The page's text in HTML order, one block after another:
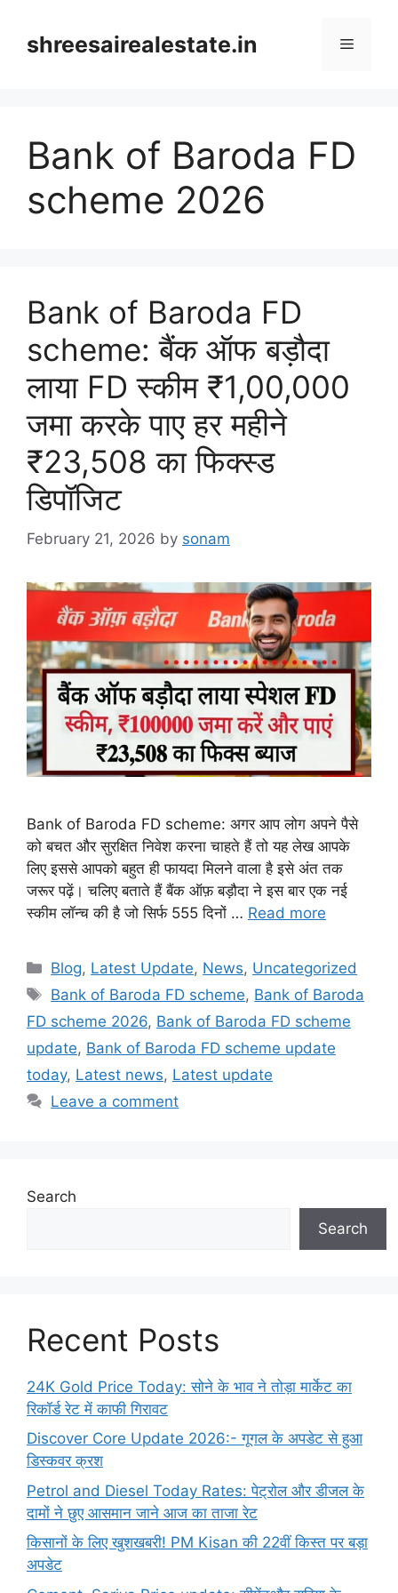
contentshreesairealestate.in Menu
Bank of Baroda FD
scheme 2026
Bank of Baroda FD
scheme: बैंक ऑफ बड़ौदा
लाया FD स्कीम ₹1,00,000
जमा करके पाए हर महीने
₹23,508 का फिक्स्ड
डिपॉजिट
February 21, 2026 by sonam
Bank of Baroda FD scheme: अगर आप लोग अपने पैसे
को बचत और सुरक्षित निवेश करना चाहते हैं तो यह लेख आपके
लिए इससे आपको बहुत ही फायदा मिलने वाला है इसे अंत तक
जरूर पढ़ें। चलिए बताते हैं बैंक ऑफ़ बड़ौदा ने इस बार एक नई
स्कीम लॉन्च की है जो सिर्फ 555 दिनों … Read more
Categories
Blog, Latest Update, News, Uncategorized
Tags
Bank of Baroda FD scheme, Bank of Baroda
FD scheme 2026, Bank of Baroda FD scheme
update, Bank of Baroda FD scheme update
today, Latest news, Latest update
Leave a comment
Search
Search
Recent Posts
24K Gold Price Today: सोने के भाव ने तोड़ा मार्केट का
रिकॉर्ड रेट में काफी गिरावट
Discover Core Update 2026:- गूगल के अपडेट से हुआ
डिस्कवर क्रश
Petrol and Diesel Today Rates: पेट्रोल और डीजल के
दामों ने छुए आसमान जाने आज का ताजा रेट
किसानों के लिए खुशखबरी! PM Kisan की 22वीं किस्त पर बड़ा
अपडेट